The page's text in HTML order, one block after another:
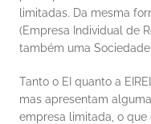
limitadas. Da mesma
(Empresa Individual de
também uma
Tanto o EI quanto a
mas apresentam
empresa limitada, o